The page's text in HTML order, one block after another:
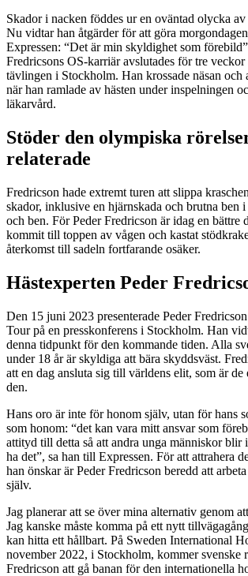
Skador i nacken föddes ur en oväntad olycka av
Nu vidtar han åtgärder för att göra
Expressen: “Det är min skyldighet som
Fredricsons OS-karriär avslutades för tre
tävlingen i Stockholm. Han krossade näsan och
när han ramlade av hästen under inspelningen
läkarvård.
Stöder den olympiska
relaterade
Fredricson hade extremt turen att slippa
skador, inklusive en hjärnskada och brutna ben
och ben. För Peder Fredricson är idag en bättre
kommit till toppen av vågen och kastat
återkomst till sadeln fortfarande osäker.
Hästexperten Peder
Den 15 juni 2023 presenterade Peder
Tour på en presskonferens i Stockholm. Han
denna tidpunkt för den kommande tiden. Alla
under 18 år är skyldiga att bära skyddsväst.
att en dag ansluta sig till världens elit, som är de
den.
Hans oro är inte för honom själv, utan för hans
som honom: “det kan vara mitt ansvar som
attityd till detta så att andra unga människor blir
ha det”, sa han till Expressen. För att attrahera
han önskar är Peder Fredricson beredd att
själv.
Jag planerar att se över mina alternativ genom
Jag kanske måste komma på ett nytt
kan hitta ett hållbart. På Sweden International
november 2022, i Stockholm, kommer svenske
Fredricson att gå banan för den internationella